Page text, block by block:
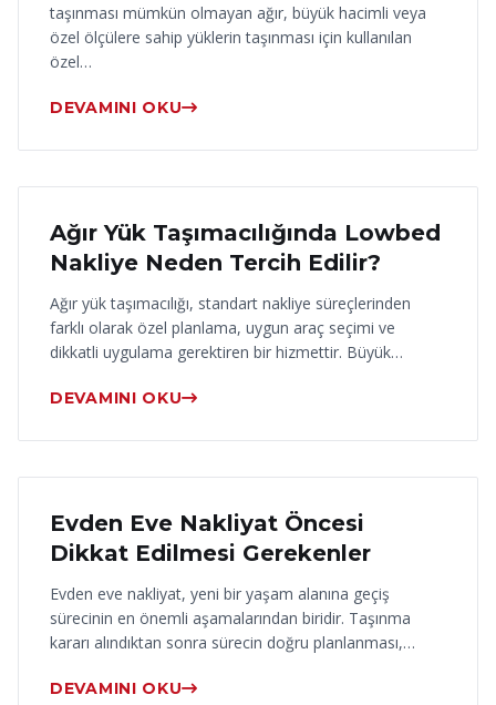
taşınması mümkün olmayan ağır, büyük hacimli veya
özel ölçülere sahip yüklerin taşınması için kullanılan
özel…
DEVAMINI OKU
17 Haziran 2026
Ağır Yük Taşımacılığında Lowbed
Nakliye Neden Tercih Edilir?
Ağır yük taşımacılığı, standart nakliye süreçlerinden
farklı olarak özel planlama, uygun araç seçimi ve
dikkatli uygulama gerektiren bir hizmettir. Büyük…
DEVAMINI OKU
16 Haziran 2026
Evden Eve Nakliyat Öncesi
Dikkat Edilmesi Gerekenler
Evden eve nakliyat, yeni bir yaşam alanına geçiş
sürecinin en önemli aşamalarından biridir. Taşınma
kararı alındıktan sonra sürecin doğru planlanması,…
DEVAMINI OKU